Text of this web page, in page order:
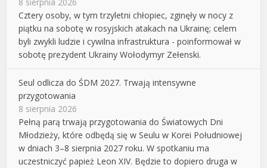
8 sierpnia 2026
Cztery osoby, w tym trzyletni chłopiec, zginęły w nocy z
piątku na sobotę w rosyjskich atakach na Ukrainę; celem
byli zwykli ludzie i cywilna infrastruktura - poinformował w
sobotę prezydent Ukrainy Wołodymyr Zełenski.
Seul odlicza do ŚDM 2027. Trwają intensywne
przygotowania
8 sierpnia 2026
Pełną parą trwają przygotowania do Światowych Dni
Młodzieży, które odbędą się w Seulu w Korei Południowej
w dniach 3–8 sierpnia 2027 roku. W spotkaniu ma
uczestniczyć papież Leon XIV. Będzie to dopiero druga w